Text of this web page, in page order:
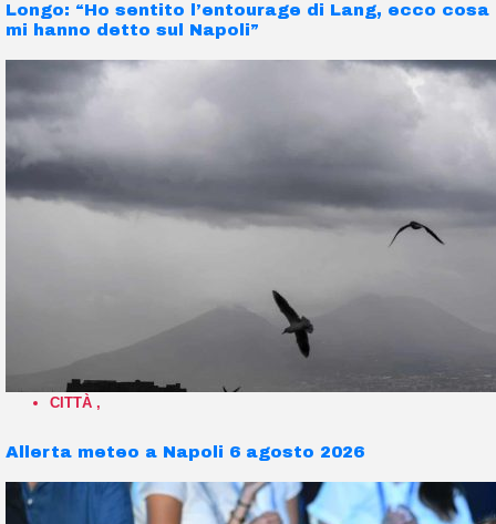
Longo: “Ho sentito l’entourage di Lang, ecco cosa
mi hanno detto sul Napoli”
CITTÀ ,
Allerta meteo a Napoli 6 agosto 2026